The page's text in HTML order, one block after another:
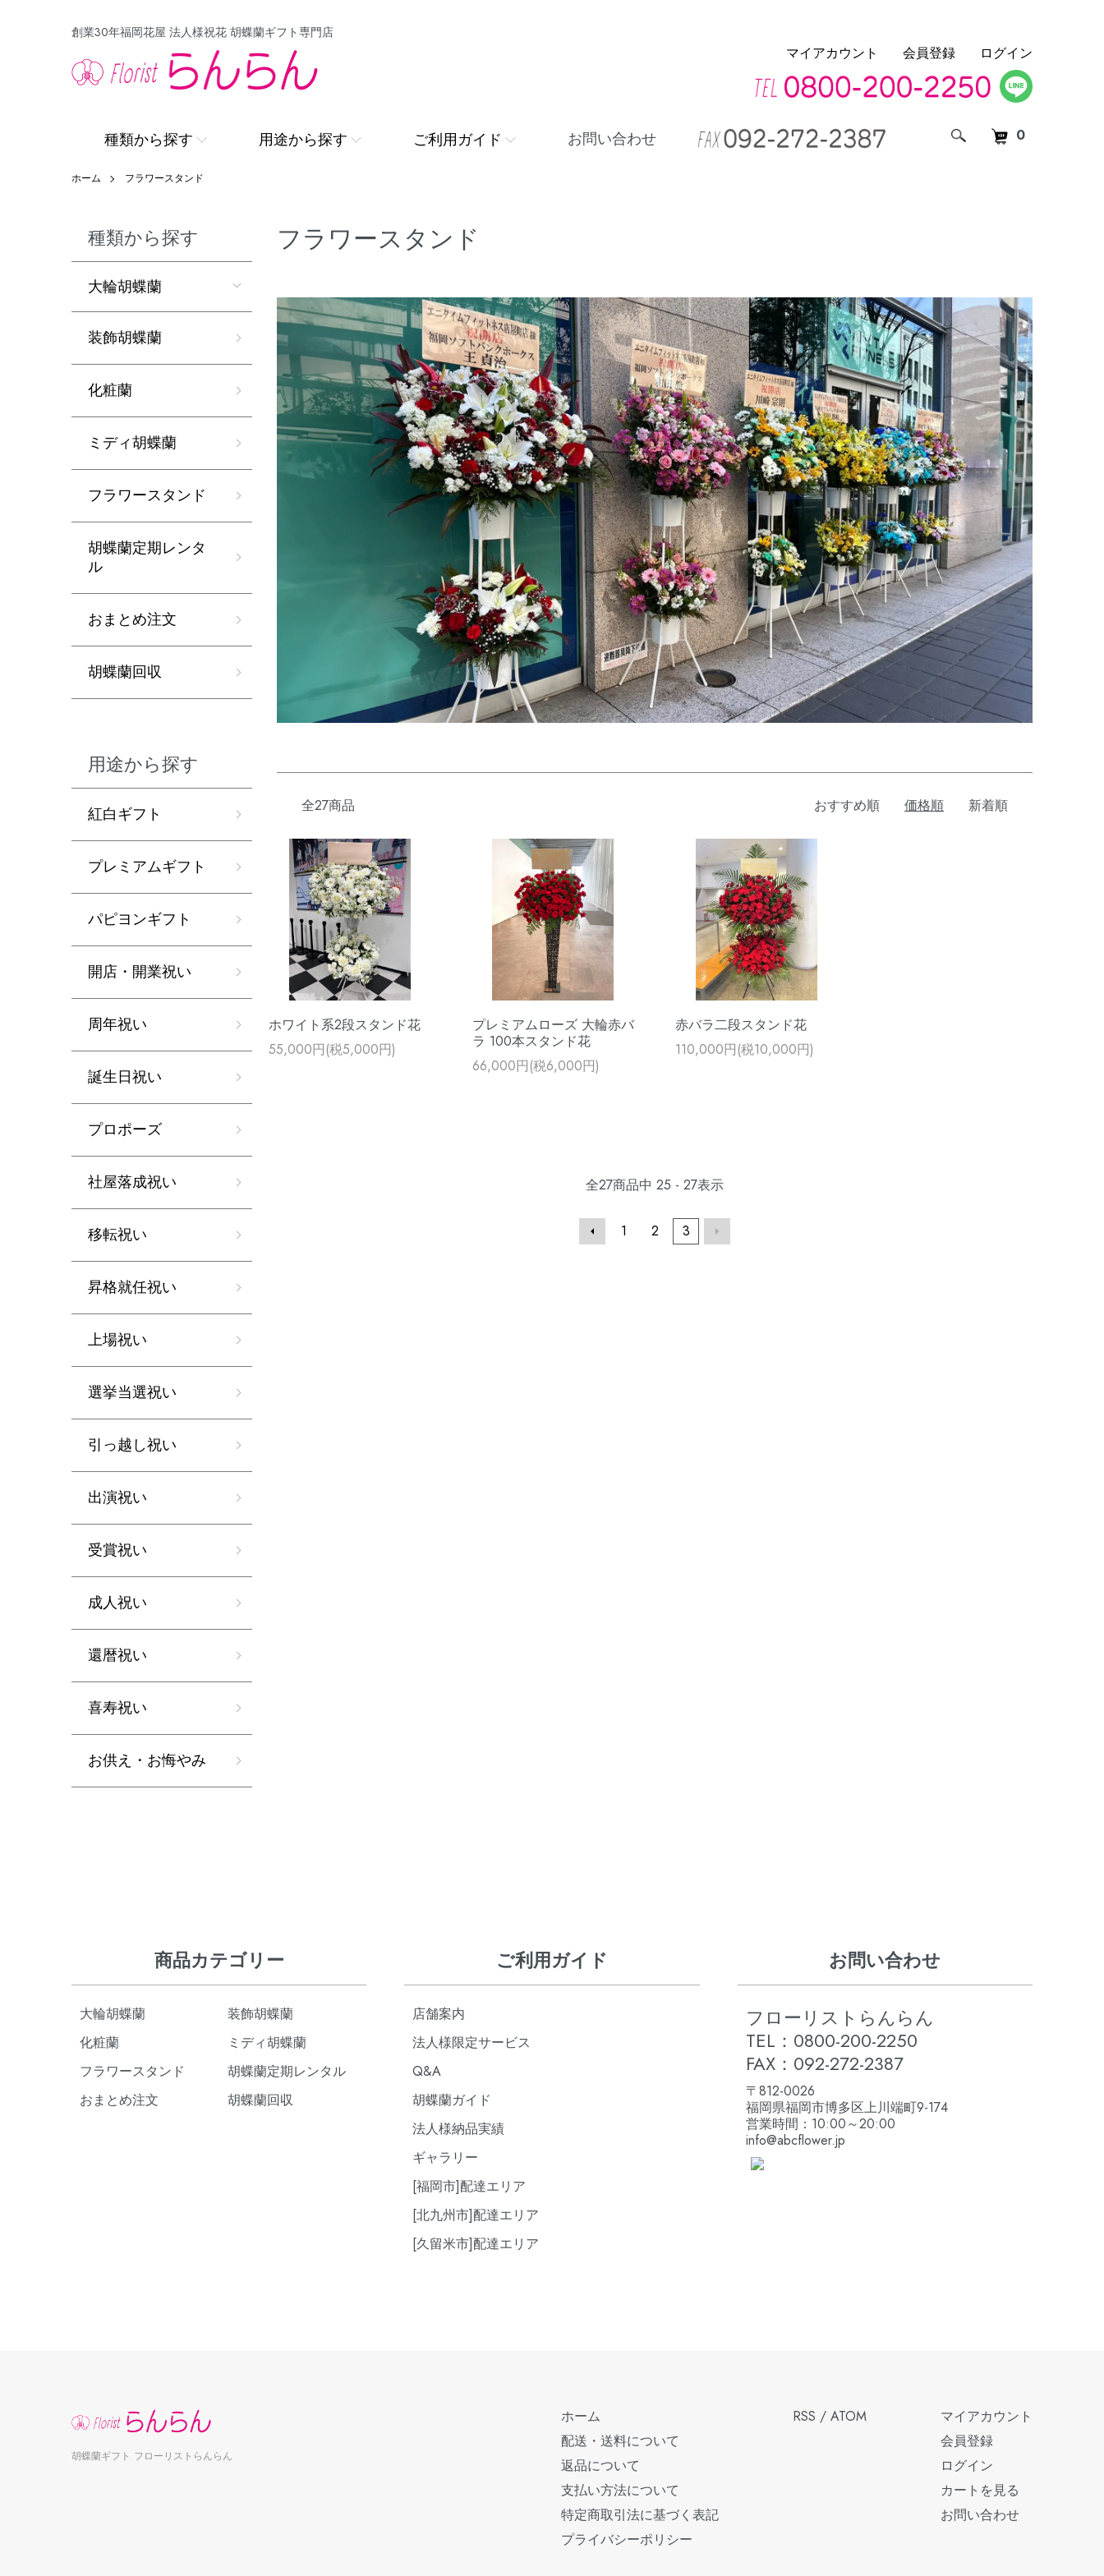
創業30年福岡花屋 法人様祝花 胡蝶蘭ギフト専門店
0
種類から探す 用途から探す ご利用ガイド お問い合わせ
マイアカウント 会員登録 ログイン
ホーム フラワースタンド
フラワースタンド
全27商品 おすすめ順 価格順 新着順
ホワイト系2段スタンド花
55,000円(税5,000円)
プレミアムローズ 大輪赤バ
ラ 100本スタンド花
66,000円(税6,000円)
赤バラ二段スタンド花
110,000円(税10,000円)
全27商品中 25 - 27表示
1 2 3
種類から探す
大輪胡蝶蘭
装飾胡蝶蘭
化粧蘭
ミディ胡蝶蘭
フラワースタンド
胡蝶蘭定期レンタ
ル
おまとめ注文
胡蝶蘭回収
用途から探す
紅白ギフト
プレミアムギフト
パピヨンギフト
開店・開業祝い
周年祝い
誕生日祝い
プロポーズ
社屋落成祝い
移転祝い
昇格就任祝い
上場祝い
選挙当選祝い
引っ越し祝い
出演祝い
受賞祝い
成人祝い
還暦祝い
喜寿祝い
お供え・お悔やみ
商品カテゴリー
大輪胡蝶蘭
装飾胡蝶蘭
化粧蘭
ミディ胡蝶蘭
フラワースタンド
胡蝶蘭定期レンタル
おまとめ注文
胡蝶蘭回収
ご利用ガイド
店舗案内
法人様限定サービス
Q&A
胡蝶蘭ガイド
法人様納品実績
ギャラリー
[福岡市]配達エリア
[北九州市]配達エリア
[久留米市]配達エリア
お問い合わせ
フローリストらんらん
TEL：0800-200-2250
FAX：092-272-2387
〒812-0026
福岡県福岡市博多区上川端町9-174
営業時間：10:00～20:00
info@abcflower.jp
胡蝶蘭ギフト フローリストらんらん
ホーム
配送・送料について
返品について
支払い方法について
特定商取引法に基づく表記
プライバシーポリシー
RSS / ATOM
マイアカウント
会員登録
ログイン
カートを見る
お問い合わせ